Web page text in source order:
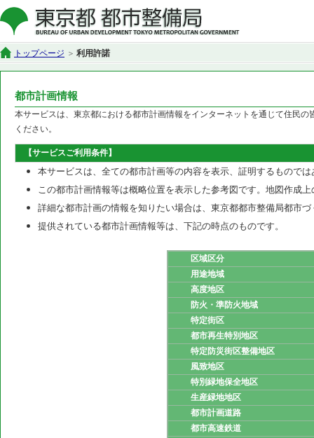
トップページ 利用許諾
都市計画情報
本サービスは、東京都における都市計画情報をインターネットを通じて住民
ください。
【サービスご利用条件】
本サービスは、全ての都市計画等の内容を表示、証明するもので
この都市計画情報等は概略位置を表示した参考図です。地図作成
詳細な都市計画の情報を知りたい場合は、東京都都市整備局都市
提供されている都市計画情報等は、下記の時点のものです。
区域区分
用途地域
高度地区
防火・準防火地域
特定街区
都市再生特別地区
特定防災街区整備地区
風致地区
特別緑地保全地区
生産緑地地区
都市計画道路
都市高速鉄道